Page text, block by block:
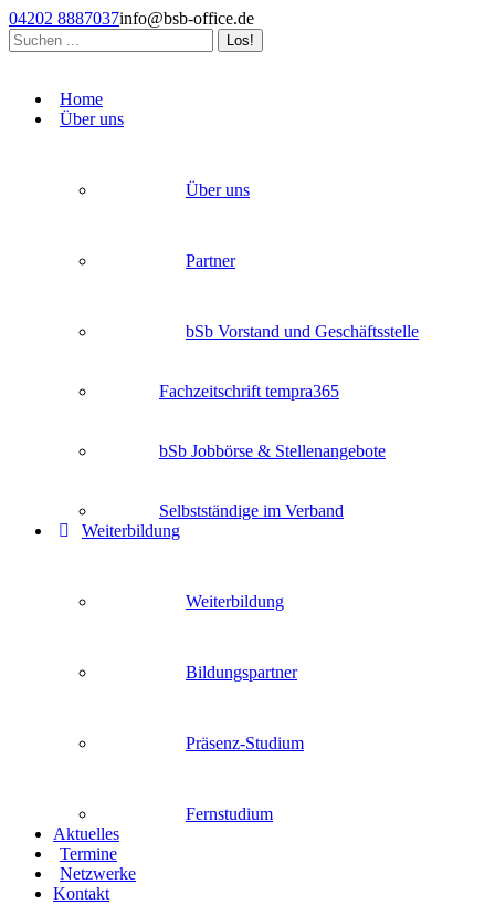
Zum
Inhalt
springen
04202 8887037info@bsb-office.de
Search:
opens
opens
opens
Home
Über uns
Über uns
Partner
bSb Vorstand und Geschäftsstelle
Fachzeitschrift tempra365
bSb Jobbörse & Stellenangebote
Selbstständige im Verband
Weiterbildung
Weiterbildung
Bildungspartner
Präsenz-Studium
Fernstudium
Aktuelles
Termine
Netzwerke
Kontakt